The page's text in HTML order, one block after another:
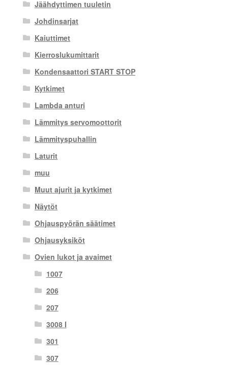
Jäähdyttimen tuuletin
Johdinsarjat
Kaiuttimet
Kierroslukumittarit
Kondensaattori START STOP
Kytkimet
Lambda anturi
Lämmitys servomoottorit
Lämmityspuhallin
Laturit
muu
Muut ajurit ja kytkimet
Näytöt
Ohjauspyörän säätimet
Ohjausyksiköt
Ovien lukot ja avaimet
1007
206
207
3008 I
301
307